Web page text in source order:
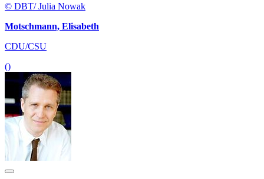
© DBT/ Julia Nowak
Motschmann, Elisabeth
CDU/CSU
()